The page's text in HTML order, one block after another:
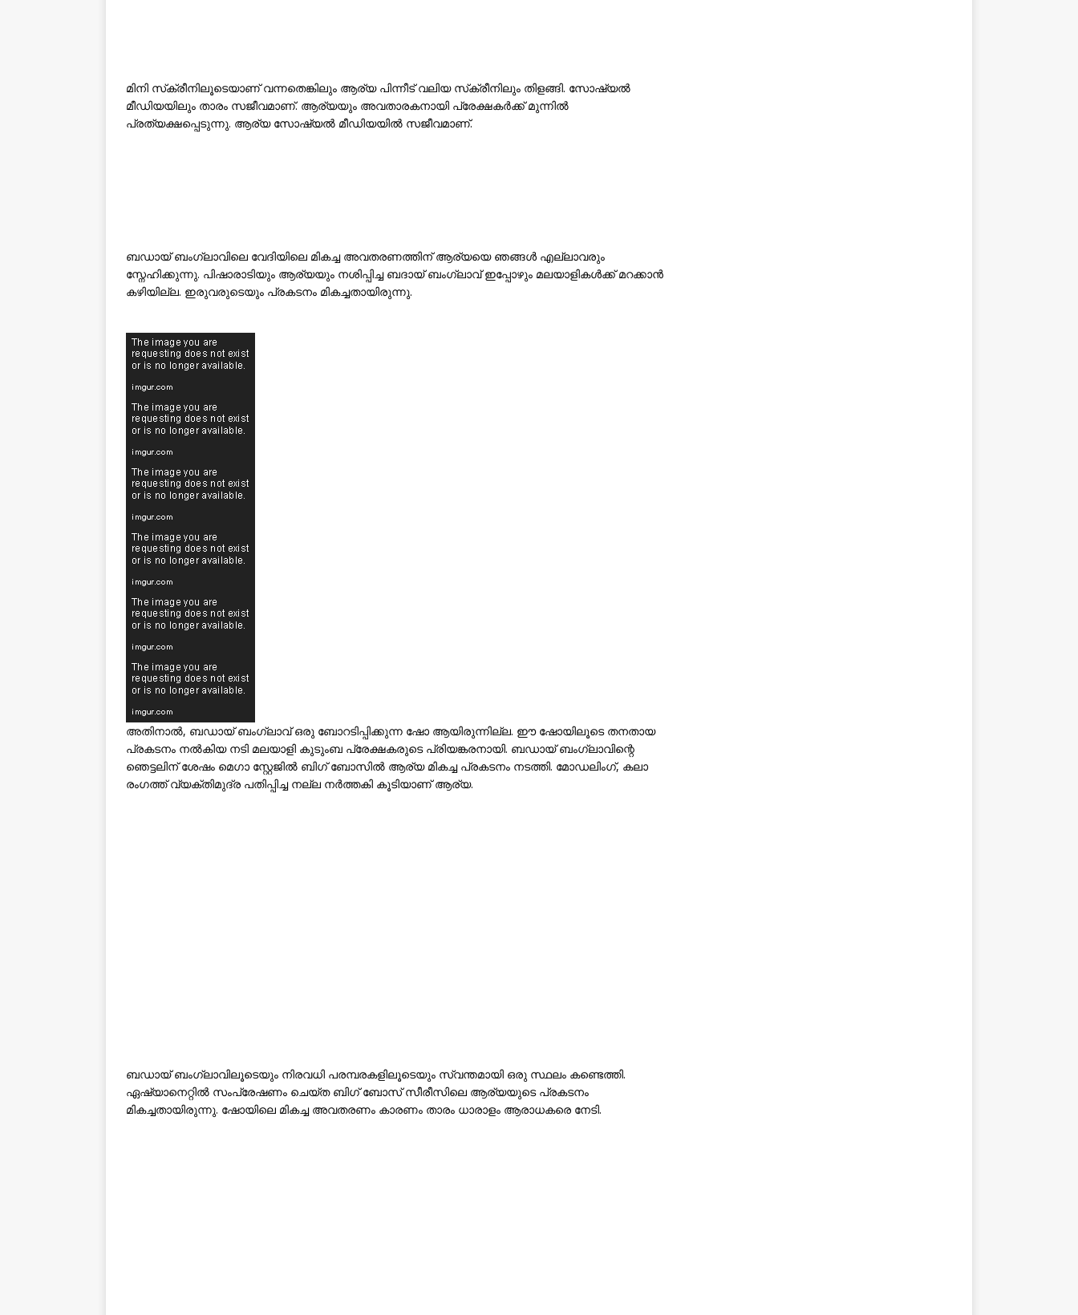
മിനി സ്‌ക്രീനിലൂടെയാണ് വന്നതെങ്കിലും ആര്യ പിന്നീട് വലിയ സ്‌ക്രീനിലും തിളങ്ങി. സോഷ്യൽ
മീഡിയയിലും താരം സജീവമാണ്. ആര്യയും അവതാരകനായി പ്രേക്ഷകർക്ക് മുന്നിൽ
പ്രത്യക്ഷപ്പെടുന്നു. ആര്യ സോഷ്യൽ മീഡിയയിൽ സജീവമാണ്.
ബഡായ് ബംഗ്ലാവിലെ വേദിയിലെ മികച്ച അവതരണത്തിന് ആര്യയെ ഞങ്ങൾ എല്ലാവരും
സ്നേഹിക്കുന്നു. പിഷാരാടിയും ആര്യയും നശിപ്പിച്ച ബദായ് ബംഗ്ലാവ് ഇപ്പോഴും മലയാളികൾക്ക് മറക്കാൻ
കഴിയില്ല. ഇരുവരുടെയും പ്രകടനം മികച്ചതായിരുന്നു.
അതിനാൽ, ബഡായ് ബംഗ്ലാവ് ഒരു ബോറടിപ്പിക്കുന്ന ഷോ ആയിരുന്നില്ല. ഈ ഷോയിലൂടെ തനതായ
പ്രകടനം നൽകിയ നടി മലയാളി കുടുംബ പ്രേക്ഷകരുടെ പ്രിയങ്കരനായി. ബഡായ് ബംഗ്ലാവിന്റെ
ഞെട്ടലിന് ശേഷം മെഗാ സ്റ്റേജിൽ ബിഗ് ബോസിൽ ആര്യ മികച്ച പ്രകടനം നടത്തി. മോഡലിംഗ്, കലാ
രംഗത്ത് വ്യക്തിമുദ്ര പതിപ്പിച്ച നല്ല നർത്തകി കൂടിയാണ് ആര്യ.
ബഡായ് ബംഗ്ലാവിലൂടെയും നിരവധി പരമ്പരകളിലൂടെയും സ്വന്തമായി ഒരു സ്ഥലം കണ്ടെത്തി.
ഏഷ്യാനെറ്റിൽ സംപ്രേഷണം ചെയ്ത ബിഗ് ബോസ് സീരീസിലെ ആര്യയുടെ പ്രകടനം
മികച്ചതായിരുന്നു. ഷോയിലെ മികച്ച അവതരണം കാരണം താരം ധാരാളം ആരാധകരെ നേടി.